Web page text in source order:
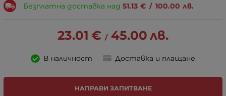
Безплатна доставка над 51.13 € / 100.00 лв.
23.01 € / 45.00 лв.
В наличност Доставка и плащане
НАПРАВИ ЗАПИТВАНЕ